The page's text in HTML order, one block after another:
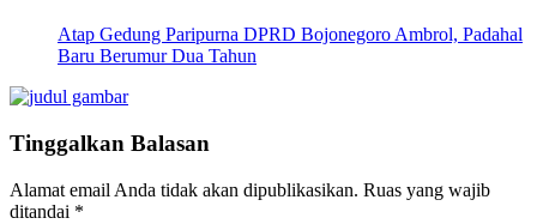
Atap Gedung Paripurna DPRD Bojonegoro Ambrol, Padahal
Baru Berumur Dua Tahun
Tinggalkan Balasan
Alamat email Anda tidak akan dipublikasikan. Ruas yang wajib
ditandai *